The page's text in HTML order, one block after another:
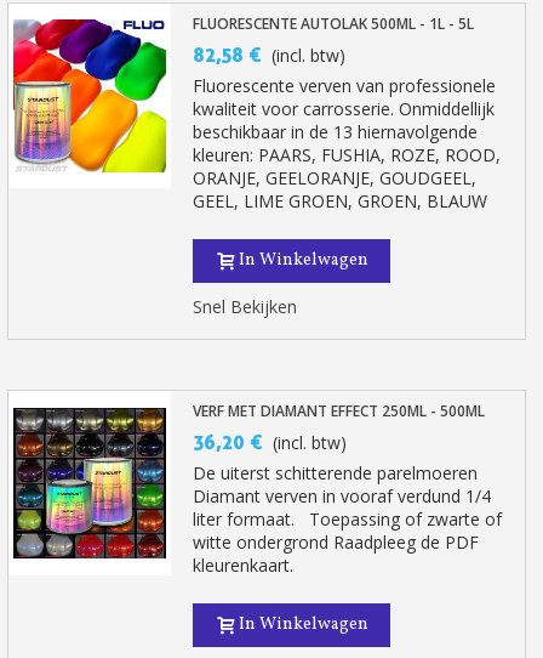
FLUORESCENTE AUTOLAK 500ML - 1L - 5L
82,58 € (incl. btw)
Fluorescente verven van professionele
kwaliteit voor carrosserie. Onmiddellijk
beschikbaar in de 13 hiernavolgende
kleuren: PAARS, FUSHIA, ROZE, ROOD,
ORANJE, GEELORANJE, GOUDGEEL,
GEEL, LIME GROEN, GROEN, BLAUW
In Winkelwagen
Snel Bekijken
VERF MET DIAMANT EFFECT 250ML - 500ML
36,20 € (incl. btw)
De uiterst schitterende parelmoeren
Diamant verven in vooraf verdund 1/4
liter formaat. Toepassing of zwarte of
witte ondergrond Raadpleeg de PDF
kleurenkaart.
In Winkelwagen